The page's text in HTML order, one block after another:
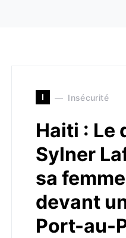
I Insécurité
Haiti : Le
Sylner
sa
devant
Port-au-